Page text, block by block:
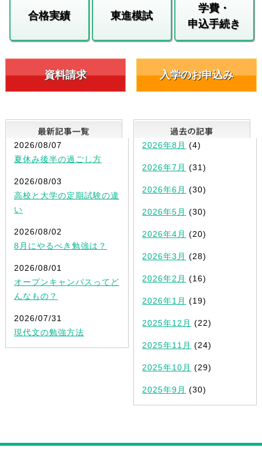
合格実績 東進模試
学費・
申込手続き
資料請求 入学のお申込み
最新記事一覧
2026/08/07
夏休み後半の過ごし方
2026/08/03
高校と大学の定期試験の違
い
2026/08/02
8月にやるべき勉強は？
2026/08/01
オープンキャンパスってど
んなもの？
2026/07/31
現代文の勉強方法
2026年8月 (4)
2026年7月 (31)
2026年6月 (30)
2026年5月 (30)
2026年4月 (20)
2026年3月 (28)
2026年2月 (16)
2026年1月 (19)
2025年12月 (22)
2025年11月 (24)
2025年10月 (29)
2025年9月 (30)